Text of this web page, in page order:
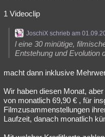
1 Videoclip
JoschiX schrieb am
l eine 30 minütige,
Entstehung und Evolution
macht dann inklusive
Wir haben diesen Monat,
von monatlich 69,90 € , für
Filmzusammenstellungen
Laufzeit, danach monatlich